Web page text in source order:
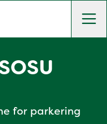
på livet
for parkering